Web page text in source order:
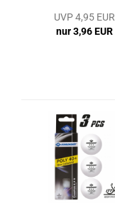
Tischtennisball
UVP 4,95 EUR
nur 3,96 EUR